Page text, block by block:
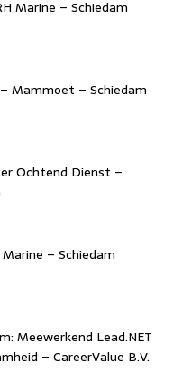
Marine – Schiedam
Mammoet – Schiedam
Ochtend Dienst –
– Schiedam
Meewerkend Lead.NET
– CareerValue B.V.